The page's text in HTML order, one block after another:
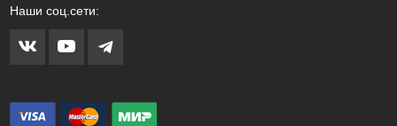
Наши соц.сети: